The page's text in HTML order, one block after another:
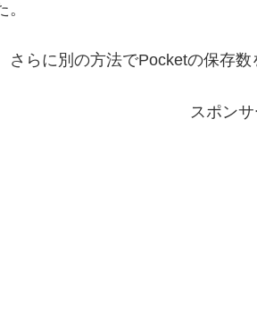
さらに別の方法でPocketの保存数
スポン